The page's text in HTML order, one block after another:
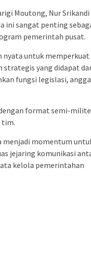
Moutong, Nur Srikandi
ini sangat penting
pemerintah pusat.
nyata untuk memperkuat
strategis yang didapat
fungsi legislasi,
dengan format semi-
tim.
menjadi momentum
jejaring komunikasi
kelola pemerintahan